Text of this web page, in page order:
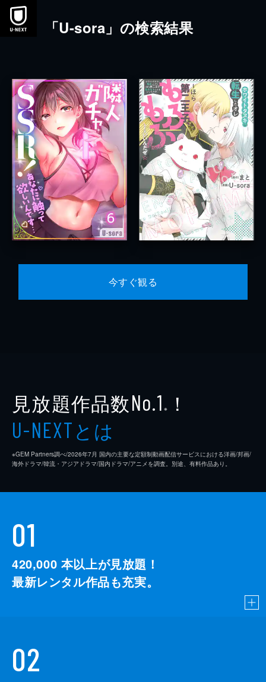
本文へスキップ
「U-sora」の検索結果
今すぐ観る
見放題作品数No.1 ※ ！
U-NEXTとは
※GEM Partners調べ/2026年7⽉ 国内の主要な定額制動画配信サービスにおける洋画/邦画/
海外ドラマ/韓流・アジアドラマ/国内ドラマ/アニメを調査。別途、有料作品あり。
01
420,000 本以上が見放題！
最新レンタル作品も充実。
02